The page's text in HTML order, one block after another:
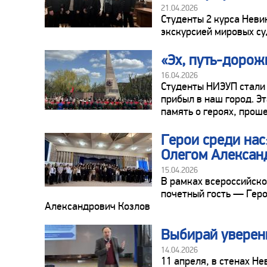
21.04.2026
Студенты 2 курса
экскурсией мировых
«Эх, путь-
16.04.2026
Студенты НИЭУП
прибыл в наш город.
память о героях,
Герои среди
Олегом
15.04.2026
В рамках
почетный гость —
Александрович Козлов
Выбирай
14.04.2026
11 апреля, в стенах